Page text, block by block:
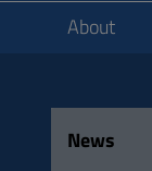
Submenu
About
News